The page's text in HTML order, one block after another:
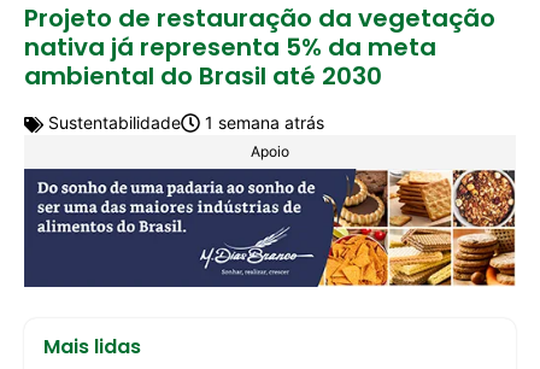
Projeto de restauração da vegetação
nativa já representa 5% da meta
ambiental do Brasil até 2030
Sustentabilidade 1 semana atrás
Apoio
Mais lidas